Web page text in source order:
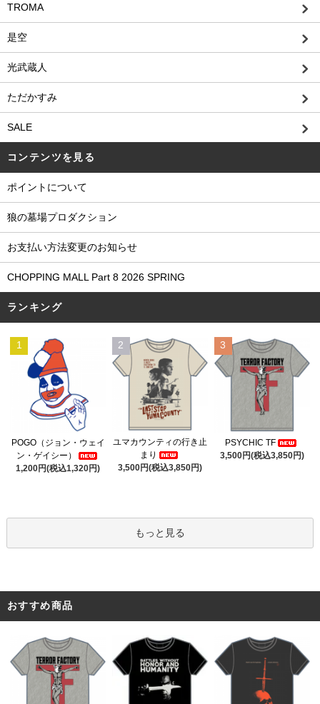
TROMA
是空
光武蔵人
ただかすみ
SALE
コンテンツを見る
ポイントについて
狼の墓場プロダクション
お支払い方法変更のお知らせ
CHOPPING MALL Part 8 2026 SPRING
ランキング
1
POGO（ジョン・ウェイ
ン・ゲイシー）
1,200円(税込1,320円)
2
ユマカウンティの行き止
まり
3,500円(税込3,850円)
3
PSYCHIC TF
3,500円(税込3,850円)
もっと見る
おすすめ商品